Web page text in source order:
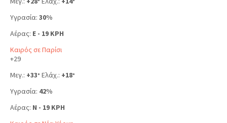
° °
Υγρασία: 30%
Αέρας: E - 19 KPH
Καιρός σε Παρίσι
+29
Μεγ.: +33° Ελάχ.: +18°
Υγρασία: 42%
Αέρας: N - 19 KPH